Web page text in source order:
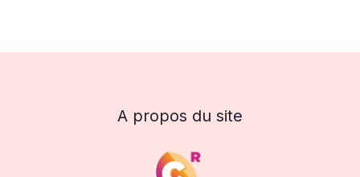
A propos du site